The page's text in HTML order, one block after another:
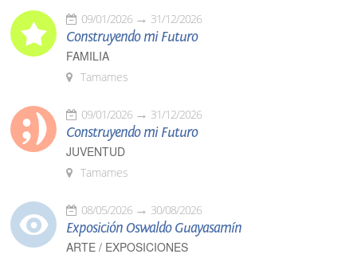
09/01/2026 31/12/2026
Construyendo mi Futuro
FAMILIA
Tamames
09/01/2026 31/12/2026
Construyendo mi Futuro
JUVENTUD
Tamames
08/05/2026 30/08/2026
Exposición Oswaldo Guayasamín
ARTE / EXPOSICIONES